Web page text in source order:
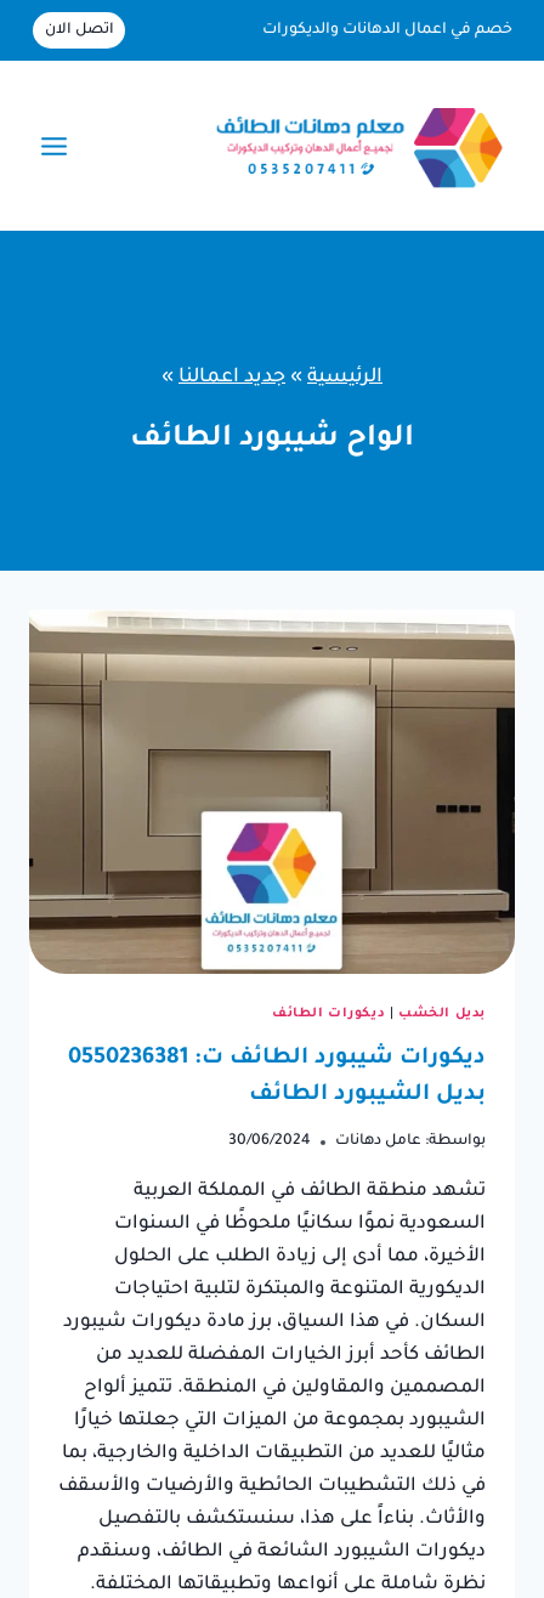
خصم في اعمال الدهانات والديكورات اتصل الان
الرئيسية » جديد اعمالنا »
الواح شيبورد الطائف
بديل الخشب ديكورات الطائف
ديكورات شيبورد الطائف ت: 0550236381
بديل الشيبورد الطائف
بواسطة: عامل دهانات 30/06/2024
تشهد منطقة الطائف في المملكة العربية
السعودية نموًا سكانيًا ملحوظًا في السنوات
الأخيرة، مما أدى إلى زيادة الطلب على الحلول
الديكورية المتنوعة والمبتكرة لتلبية احتياجات
السكان. في هذا السياق، برز مادة ديكورات شيبورد
الطائف كأحد أبرز الخيارات المفضلة للعديد من
المصممين والمقاولين في المنطقة. تتميز ألواح
الشيبورد بمجموعة من الميزات التي جعلتها خيارًا
مثاليًا للعديد من التطبيقات الداخلية والخارجية، بما
في ذلك التشطيبات الحائطية والأرضيات والأسقف
والأثاث. بناءاً على هذا، سنستكشف بالتفصيل
ديكورات الشيبورد الشائعة في الطائف، وسنقدم
نظرة شاملة على أنواعها وتطبيقاتها المختلفة.